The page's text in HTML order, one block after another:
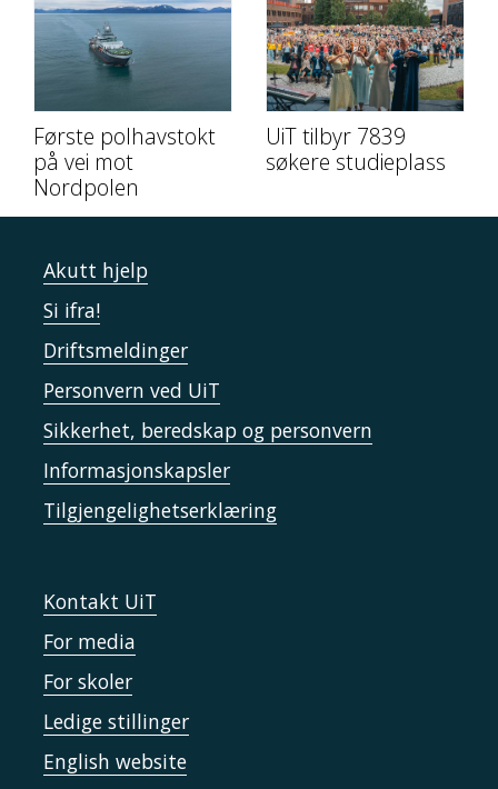
Første polhavstokt
på vei mot
Nordpolen
UiT tilbyr 7839
søkere studieplass
Akutt hjelp
Si ifra!
Driftsmeldinger
Personvern ved UiT
Sikkerhet, beredskap og personvern
Informasjonskapsler
Tilgjengelighetserklæring
Kontakt UiT
For media
For skoler
Ledige stillinger
English website